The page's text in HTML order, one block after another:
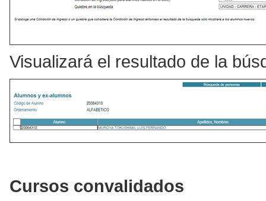
Visualizará el resultado de la
Cursos convalidados